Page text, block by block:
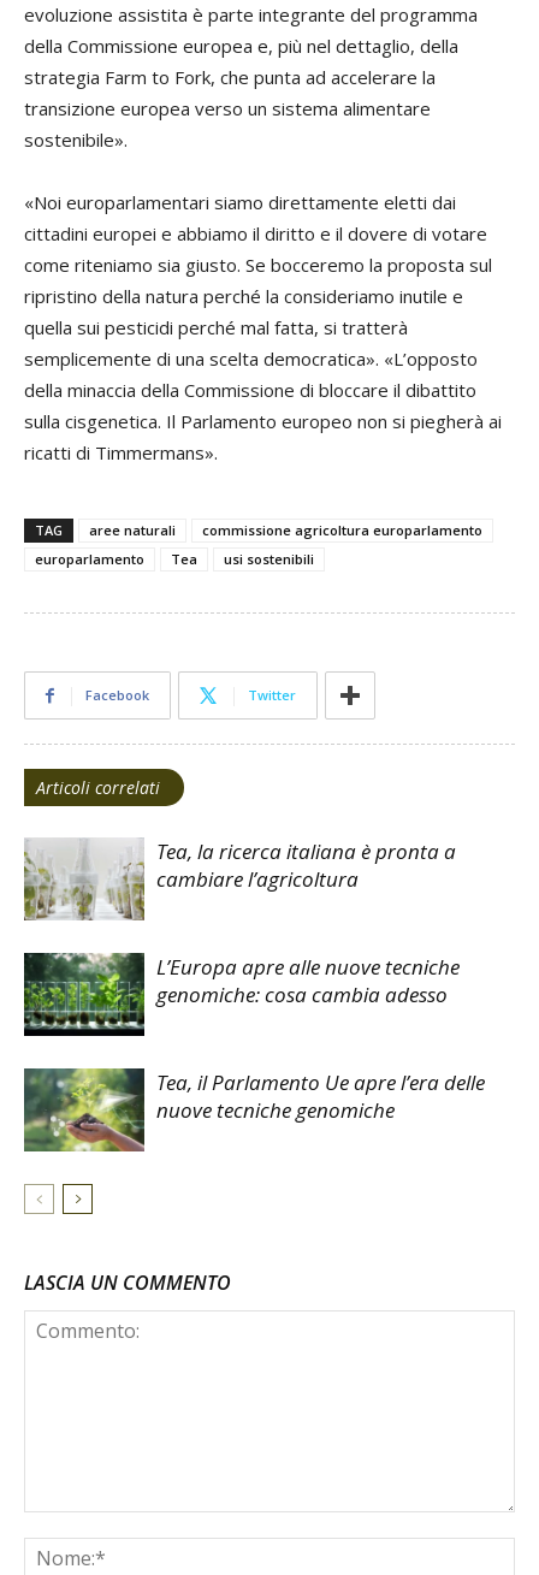
evoluzione assistita è parte integrante del programma
della Commissione europea e, più nel dettaglio, della
strategia Farm to Fork, che punta ad accelerare la
transizione europea verso un sistema alimentare
sostenibile».
«Noi europarlamentari siamo direttamente eletti dai
cittadini europei e abbiamo il diritto e il dovere di votare
come riteniamo sia giusto. Se bocceremo la proposta sul
ripristino della natura perché la consideriamo inutile e
quella sui pesticidi perché mal fatta, si tratterà
semplicemente di una scelta democratica». «L’opposto
della minaccia della Commissione di bloccare il dibattito
sulla cisgenetica. Il Parlamento europeo non si piegherà ai
ricatti di Timmermans».
TAG aree naturali
commissione agricoltura europarlamento
europarlamento
Tea usi sostenibili
Facebook Twitter
Articoli correlati
Tea, la ricerca italiana è pronta a
cambiare l’agricoltura
L’Europa apre alle nuove tecniche
genomiche: cosa cambia adesso
Tea, il Parlamento Ue apre l’era delle
nuove tecniche genomiche
LASCIA UN COMMENTO